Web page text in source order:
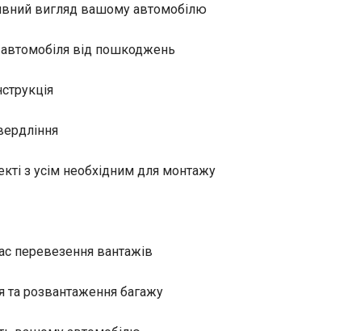
вигляд вашому автомобілю
від пошкоджень
з усім необхідним для монтажу
перевезення вантажів
розвантаження багажу